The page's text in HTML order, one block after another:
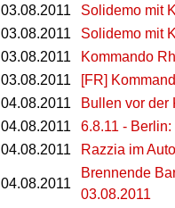
03.08.2011
Solidemo mit
03.08.2011
Solidemo mit
03.08.2011
Kommando
03.08.2011
[FR]
04.08.2011
Bullen vor der
04.08.2011
6.8.11 -
04.08.2011 Razzia im
04.08.2011
Brennende
03.08.2011